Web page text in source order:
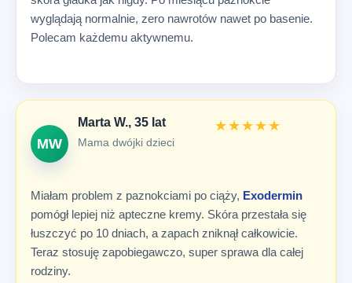
wyglądają normalnie, zero nawrotów nawet po basenie.
Polecam każdemu aktywnemu.
MW
Marta W., 35 lat
Mama dwójki dzieci
★★★★★
Miałam problem z paznokciami po ciąży, Exodermin
pomógł lepiej niż apteczne kremy. Skóra przestała się
łuszczyć po 10 dniach, a zapach zniknął całkowicie.
Teraz stosuję zapobiegawczo, super sprawa dla całej
rodziny.